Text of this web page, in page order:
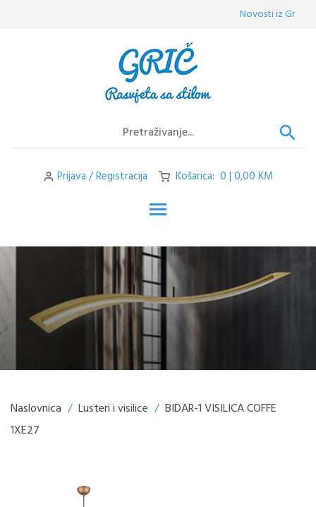
to
Novosti iz Griča:
Prijava / Registracija Košarica: 0 | 0,00 KM
Naslovnica / Lusteri i visilice / BIDAR-1 VISILICA COFFE
1XE27